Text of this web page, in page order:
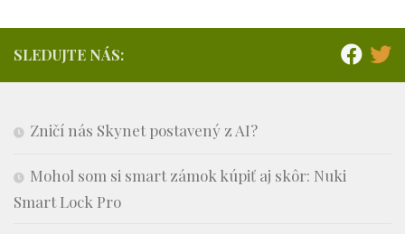
SLEDUJTE NÁS:
Zničí nás Skynet postavený z AI?
Mohol som si smart zámok kúpiť aj skôr: Nuki
Smart Lock Pro